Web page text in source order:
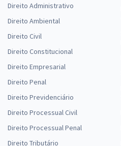
Direito Administrativo
Direito Ambiental
Direito Civil
Direito Constitucional
Direito Empresarial
Direito Penal
Direito Previdenciário
Direito Processual Civil
Direito Processual Penal
Direito Tributário